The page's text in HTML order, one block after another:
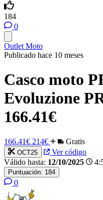
184
0
Outlet Moto
Publicado hace 10 meses
Casco moto
Evoluzione
166.41€
166.41€ 214€ Gratis
OCT25
Ver código
Válido hasta: 12/10/2025
Puntuación: 184
0